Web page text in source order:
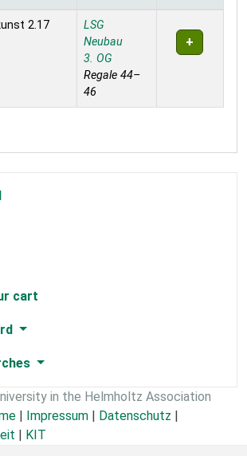
2.17
LSG
Neubau
3. OG
Regale 44–
46
cart
in the Helmholtz Association
| Impressum | Datenschutz |
| KIT